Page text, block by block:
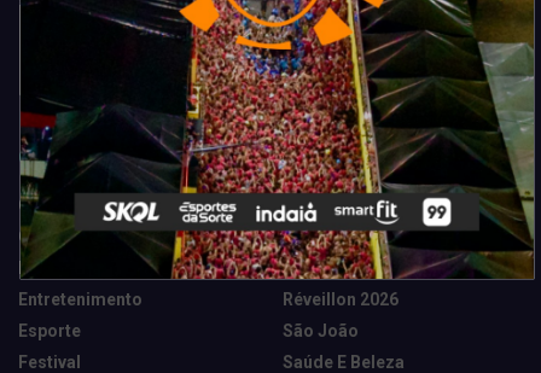
Categorias
Camarote Vip Junino
Cidade
Destaques
Entretenimento
Esporte
Festival
Marketing E Negócios
Música
News Tech
Réveillon 2026
São João
Saúde E Beleza